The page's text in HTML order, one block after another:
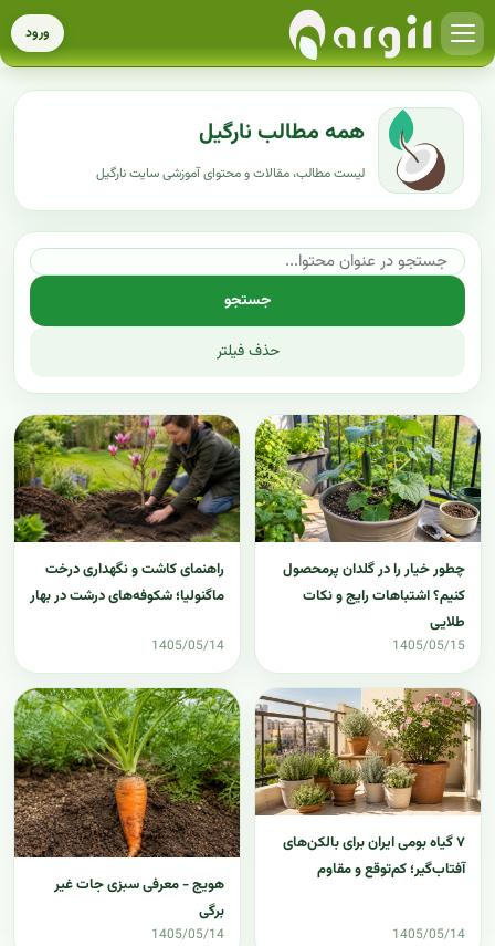
ورود
همه مطالب نارگیل
لیست مطالب، مقالات و محتوای آموزشی سایت نارگیل
جستجو
حذف فیلتر
چطور خیار را در گلدان پرمحصول
کنیم؟ اشتباهات رایج و نکات
طلایی
1405/05/15
راهنمای کاشت و نگهداری درخت
ماگنولیا؛ شکوفه‌های درشت در بهار
1405/05/14
۷ گیاه بومی ایران برای بالکن‌های
آفتاب‌گیر؛ کم‌توقع و مقاوم
1405/05/14
هویج - معرفی سبزی جات غیر
برگی
1405/05/14